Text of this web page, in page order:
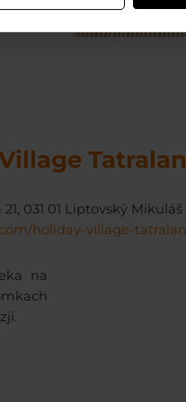
681
031 01 Liptovský Mikuláš
holiday-village-
na